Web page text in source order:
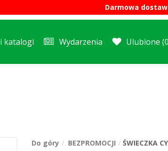
Darmowa
katalogi Wydarzenia Ulubione
Do góry BEZPROMOCJI ŚWIECZKA